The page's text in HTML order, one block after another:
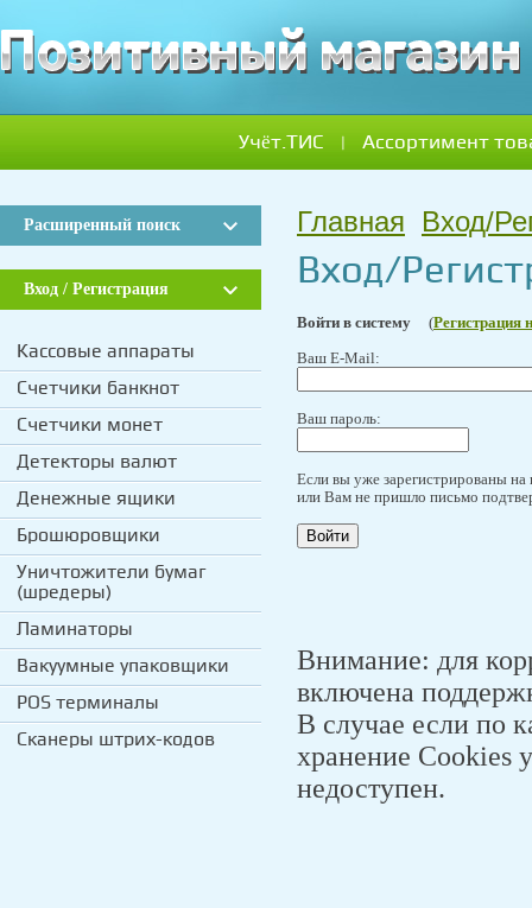
Учёт.ТИС Ассортимент
Главная Вход/
Вход/
Войти в систему (Регистрация
Ваш E-Mail:
Ваш пароль:
Если вы уже зарегистрированы
или Вам не пришло письмо
Внимание: для
включена
В случае если по
хранение Cookies
недоступен.
Расширенный поиск
Вход / Регистрация
Кассовые аппараты
Счетчики банкнот
Счетчики монет
Детекторы валют
Денежные ящики
Брошюровщики
Уничтожители бумаг
(шредеры)
Ламинаторы
Вакуумные упаковщики
POS терминалы
Сканеры штрих-кодов